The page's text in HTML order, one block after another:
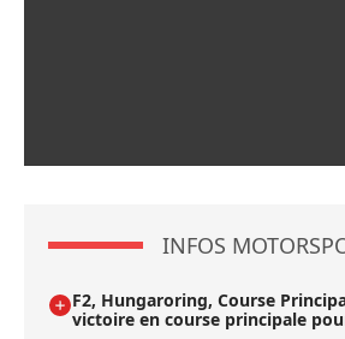
INFOS
F2, Hungaroring, Course
victoire en course principale